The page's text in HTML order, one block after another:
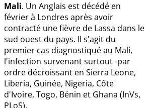
Mali. Un Anglais est décédé en
février à Londres après avoir
contracté une fièvre de Lassa dans le
sud ouest du pays. Il s'agit du
premier cas diagnostiqué au Mali,
l'infection survenant surtout -par
ordre décroissant en Sierra Leone,
Liberia, Guinée, Nigeria, Côte
d'Ivoire, Togo, Bénin et Ghana (InVs,
PLoS).